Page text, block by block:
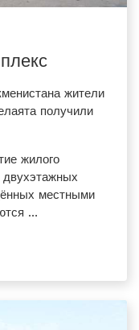
жители
получили
жилого
двухэтажных
местными
…